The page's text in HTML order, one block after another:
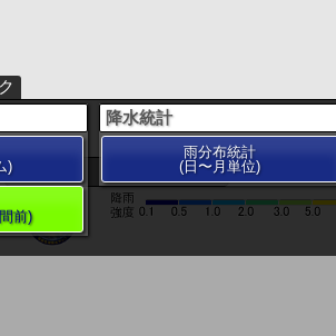
)
前)
降水統計
雨分布統計
(日〜月単位)